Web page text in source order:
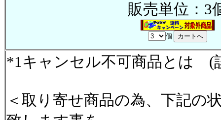
販売単位：3
個
*1キャンセル不可商品とは (
＜取り寄せ商品の為、下記の